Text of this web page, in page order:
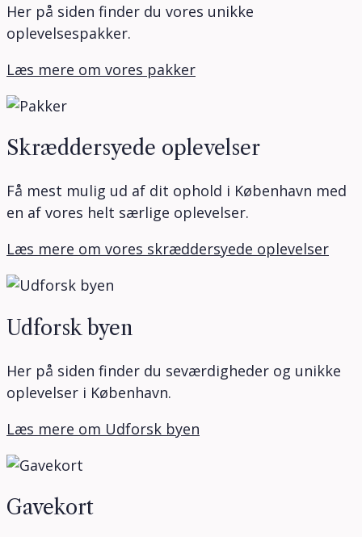
Her på siden finder du vores unikke
oplevelsespakker.
Læs mere om vores pakker
Skræddersyede oplevelser
Få mest mulig ud af dit ophold i København med
en af vores helt særlige oplevelser.
Læs mere om vores skræddersyede oplevelser
Udforsk byen
Her på siden finder du seværdigheder og unikke
oplevelser i København.
Læs mere om Udforsk byen
Gavekort